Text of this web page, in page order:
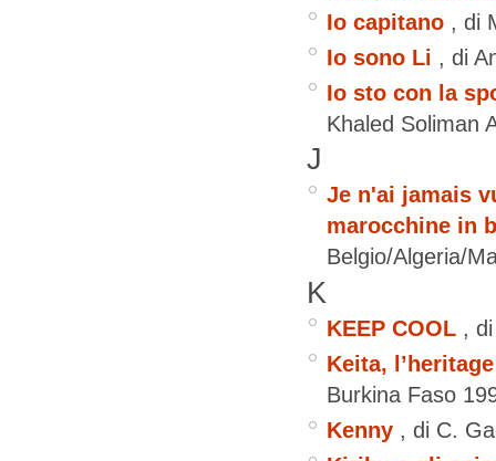
Io capitano , di
Io sono Li , di
Io sto con la
Khaled Soliman
J
Je n'ai jamais
marocchine in
Belgio/Algeria/
K
KEEP COOL ,
Keita,
Burkina Faso
Kenny , di C.